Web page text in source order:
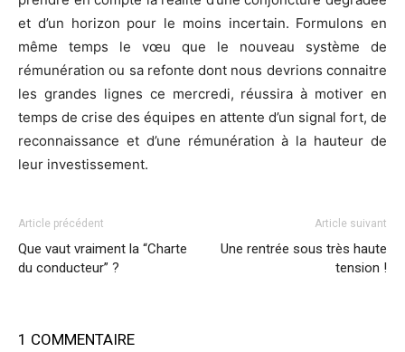
et d’un horizon pour le moins incertain. Formulons en
même temps le vœu que le nouveau système de
rémunération ou sa refonte dont nous devrions connaitre
les grandes lignes ce mercredi, réussira à motiver en
temps de crise des équipes en attente d’un signal fort, de
reconnaissance et d’une rémunération à la hauteur de
leur investissement.
Article précédent
Que vaut vraiment la “Charte
du conducteur” ?
Article suivant
Une rentrée sous très haute
tension !
1 COMMENTAIRE